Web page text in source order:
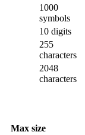
1000
symbols
10 digits
255
characters
2048
characters
Max size